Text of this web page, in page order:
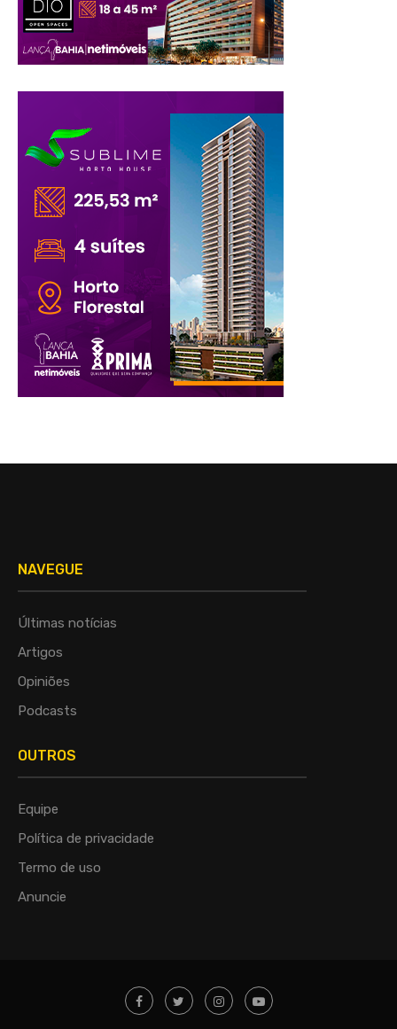
NAVEGUE
Últimas notícias
Artigos
Opiniões
Podcasts
OUTROS
Equipe
Política de privacidade
Termo de uso
Anuncie